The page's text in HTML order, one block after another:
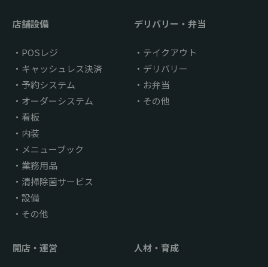
店舗設備
POSレジ
キャッシュレス決済
予約システム
オーダーシステム
看板
内装
メニューブック
業務用品
清掃除菌サービス
設備
その他
デリバリー・弁当
テイクアウト
デリバリー
お弁当
その他
開店・運営 人材・育成